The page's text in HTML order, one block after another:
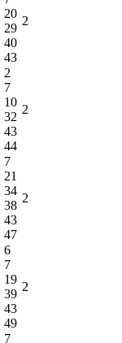
20
29
40
43
2
2
7
10
32
43
44
2
7
21
34
38
43
47
2
6
7
19
39
43
49
2
7